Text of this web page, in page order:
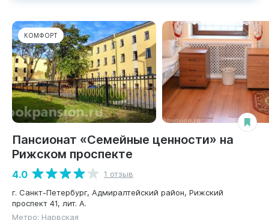
КОМФОРТ
Пансионат «Семейные ценности» на
Рижском проспекте
4.0
1 отзыв
г. Санкт-Петербург, Адмиралтейский район, Рижский
проспект 41, лит. А.
Метро: Нарвская